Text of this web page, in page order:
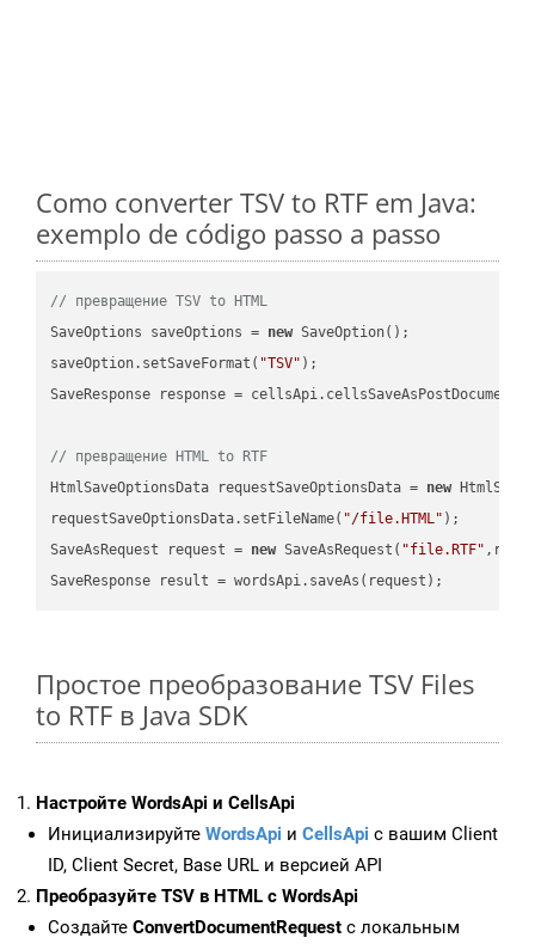
Como converter TSV to RTF em Java:
exemplo de código passo a passo
// превращение TSV to HTML
SaveOptions saveOptions = new SaveOption();
saveOption.setSaveFormat( "TSV" );
SaveResponse response =
// превращение HTML to RTF
HtmlSaveOptionsData requestSaveOptionsData = new
requestSaveOptionsData.setFileName( "/file.HTML" );
SaveAsRequest request = new SaveAsRequest( "file.RTF"
Простое преобразование TSV Files
to RTF в Java SDK
Настройте WordsApi и CellsApi
Инициализируйте WordsApi и CellsApi с вашим Client
ID, Client Secret, Base URL и версией API
Преобразуйте TSV в HTML с WordsApi
Создайте ConvertDocumentRequest с локальным